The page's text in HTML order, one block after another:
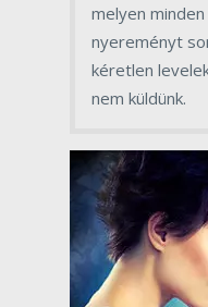
melyen
nyereményt
kéretlen
nem küldünk.